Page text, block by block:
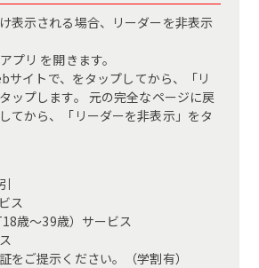
表示される場合、リーダーを非表示
リ を開きます。
サイトで、をタップしてから、「リ
ップします。 元の完全なページに戻
てから、「リーダーを非表示」をタ
ス
歳～39歳）サービス
をご提示ください。（学割有）